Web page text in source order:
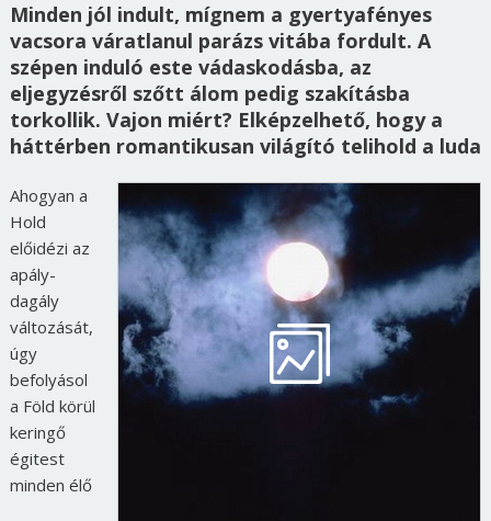
Minden jól indult, mígnem a gyertyafényes
vacsora váratlanul parázs vitába fordult. A
szépen induló este vádaskodásba, az
eljegyzésről szőtt álom pedig szakításba
torkollik. Vajon miért? Elképzelhető, hogy a
háttérben romantikusan világító telihold a luda
Ahogyan a
Hold
előidézi az
apály-
dagály
változását,
úgy
befolyásol
a Föld körül
keringő
égitest
minden élő